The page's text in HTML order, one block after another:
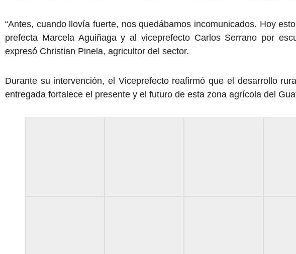
“Antes, cuando llovía fuerte, nos quedábamos incomunicados. Hoy
prefecta Marcela Aguiñaga y al viceprefecto Carlos Serrano por
expresó Christian Pinela, agricultor del sector.
Durante su intervención, el Viceprefecto reafirmó que el desarrollo
entregada fortalece el presente y el futuro de esta zona agrícola del